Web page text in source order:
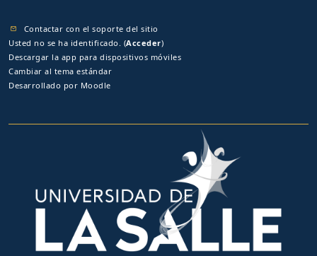
Contactar con el soporte del sitio
Usted no se ha identificado. (Acceder)
Descargar la app para dispositivos móviles
Cambiar al tema estándar
Desarrollado por Moodle